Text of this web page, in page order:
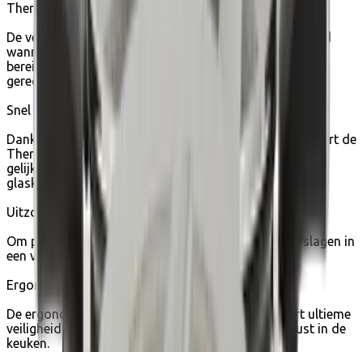
Thermo-Signal™-technologie
De verbeterde Thermo-Signal®-technologie kleurt rood
wanneer de ideale starttemperatuur voor het koken is
bereikt, zodat je elke keer verzekerd bent van heerlijke
gerechten met een perfecte textuur, kleur en smaak.
Snel en gelijkmatig koken
Dankzij de geavanceerde inductietechnologie garandeert de
Thermo-Fusion™-bodem een snelle opwarming en een
gelijkmatige garing. Geschikt voor gas, elektriciteit,
glaskeramiek en inductie.
Uitzonderlijke vorm
Om perfect te schroeien, sauteren en frituren en te slagen in
een veelheid aan Aziatische recepten
Ergonomische handgreep
De ergonomische bakelieten handgreep garandeert ultieme
veiligheid en gebruiksgemak voor meer gemoedsrust in de
keuken.